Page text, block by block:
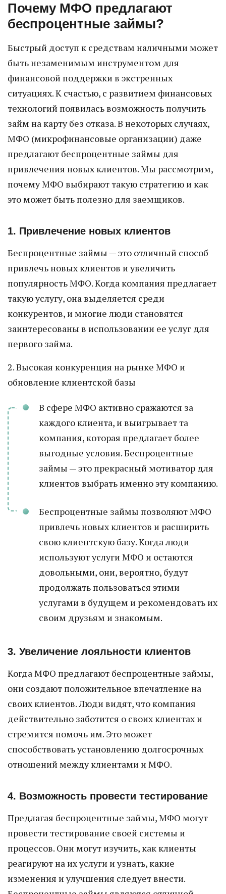
Почему МФО предлагают
беспроцентные займы?
Быстрый доступ к средствам наличными может
быть незаменимым инструментом для
финансовой поддержки в экстренных
ситуациях. К счастью, с развитием финансовых
технологий появилась возможность получить
займ на карту без отказа. В некоторых случаях,
МФО (микрофинансовые организации) даже
предлагают беспроцентные займы для
привлечения новых клиентов. Мы рассмотрим,
почему МФО выбирают такую стратегию и как
это может быть полезно для заемщиков.
1. Привлечение новых клиентов
Беспроцентные займы — это отличный способ
привлечь новых клиентов и увеличить
популярность МФО. Когда компания предлагает
такую услугу, она выделяется среди
конкурентов, и многие люди становятся
заинтересованы в использовании ее услуг для
первого займа.
2. Высокая конкуренция на рынке МФО и
обновление клиентской базы
В сфере МФО активно сражаются за
каждого клиента, и выигрывает та
компания, которая предлагает более
выгодные условия. Беспроцентные
займы — это прекрасный мотиватор для
клиентов выбрать именно эту компанию.
Беспроцентные займы позволяют МФО
привлечь новых клиентов и расширить
свою клиентскую базу. Когда люди
используют услуги МФО и остаются
довольными, они, вероятно, будут
продолжать пользоваться этими
услугами в будущем и рекомендовать их
своим друзьям и знакомым.
3. Увеличение лояльности клиентов
Когда МФО предлагают беспроцентные займы,
они создают положительное впечатление на
своих клиентов. Люди видят, что компания
действительно заботится о своих клиентах и
стремится помочь им. Это может
способствовать установлению долгосрочных
отношений между клиентами и МФО.
4. Возможность провести тестирование
Предлагая беспроцентные займы, МФО могут
провести тестирование своей системы и
процессов. Они могут изучить, как клиенты
реагируют на их услуги и узнать, какие
изменения и улучшения следует внести.